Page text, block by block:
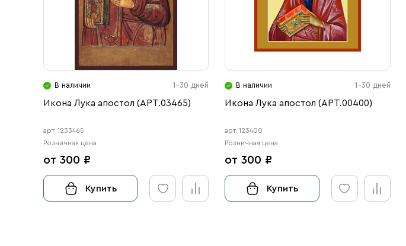
В наличии 1-30 дней
Икона Лука апостол (АРТ.03465)
арт. 1233465
Розничная цена
от 300 ₽
Купить
В наличии 1-30 дней
Икона Лука апостол (АРТ.00400)
арт. 123400
Розничная цена
от 300 ₽
Купить